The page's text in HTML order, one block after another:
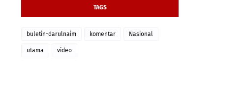
TAGS
buletin-darulnaim komentar Nasional
utama video